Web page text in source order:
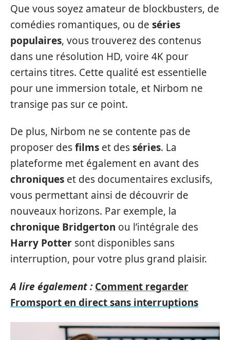
Que vous soyez amateur de blockbusters, de
comédies romantiques, ou de séries
populaires, vous trouverez des contenus
dans une résolution HD, voire 4K pour
certains titres. Cette qualité est essentielle
pour une immersion totale, et Nirbom ne
transige pas sur ce point.
De plus, Nirbom ne se contente pas de
proposer desfilms et desséries. La
plateforme met également en avant des
chroniques et des documentaires exclusifs,
vous permettant ainsi de découvrir de
nouveaux horizons. Par exemple, la
chronique Bridgerton ou l’intégrale des
Harry Potter sont disponibles sans
interruption, pour votre plus grand plaisir.
A lire également : Comment regarder
Fromsport en direct sans interruptions